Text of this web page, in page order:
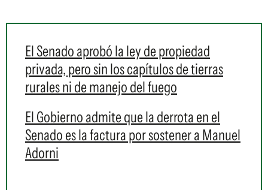
El Senado aprobó la ley de propiedad
privada, pero sin los capítulos de tierras
rurales ni de manejo del fuego
El Gobierno admite que la derrota en el
Senado es la factura por sostener a Manuel
Adorni